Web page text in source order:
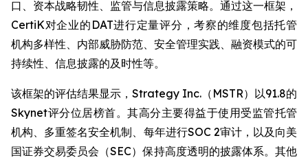
口、资本战略韧性、监管与信息披露策略。通过这一框架，
CertiK对企业的DAT进行定量评分，考察的维度包括托管
机构多样性、内部威胁防范、安全管理实践、融资模式的可
持续性、信息披露的及时性等。
该框架的评估结果显示，Strategy Inc.（MSTR）以91.8的
Skynet评分位居榜首。其高分主要得益于使用受监管托管
机构、多重签名安全机制、每年进行SOC 2审计，以及向美
国证券交易委员会（SEC）保持高度透明的披露体系。其他